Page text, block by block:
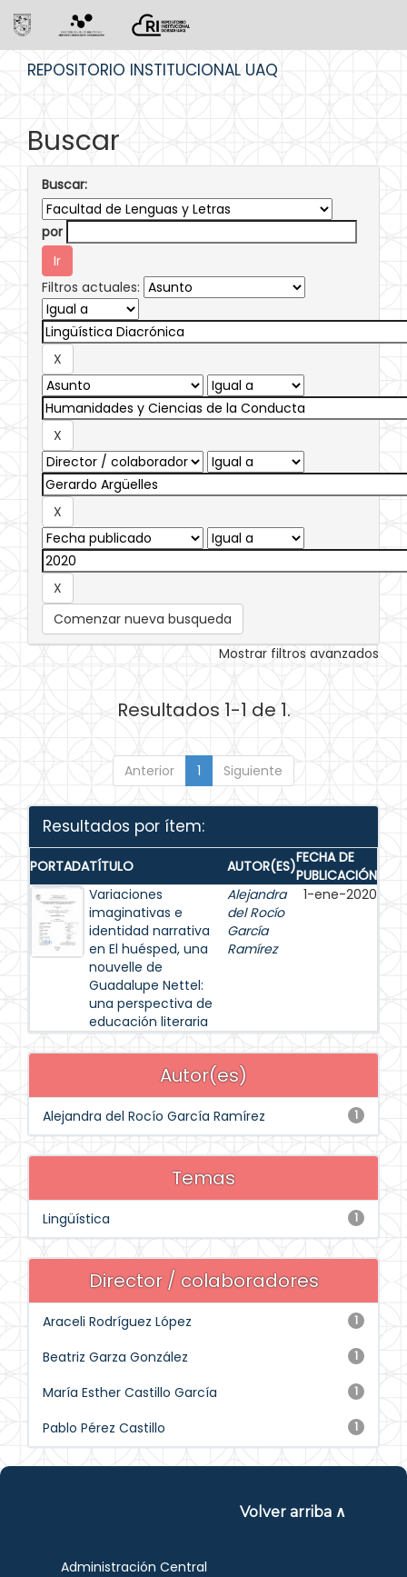
REPOSITORIO INSTITUCIONAL UAQ
Buscar
Buscar:
por
Filtros actuales:
Comenzar nueva busqueda
Mostrar filtros avanzados
Resultados 1-1 de 1.
Anterior 1 Siguiente
Resultados por ítem:
PORTADATÍTULO AUTOR(ES)FECHA DE
PUBLICACIÓN
Variaciones
imaginativas e
identidad narrativa
en El huésped, una
nouvelle de
Guadalupe Nettel:
una perspectiva de
educación literaria
Alejandra
del Rocío
García
Ramírez
1-ene-2020
Autor(es)
1
Alejandra del Rocío García Ramírez
Temas
1
Lingüística
Director / colaboradores
1
Araceli Rodríguez López
1
Beatriz Garza González
1
María Esther Castillo García
1
Pablo Pérez Castillo
Volver arriba ∧
Administración Central